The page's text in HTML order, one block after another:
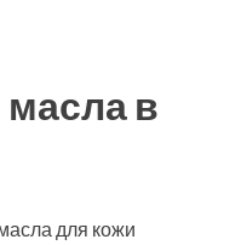
в
для кожи